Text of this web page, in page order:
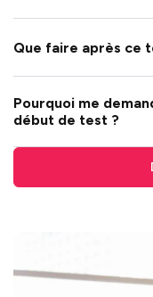
Que faire après ce
Pourquoi me
début de test ?